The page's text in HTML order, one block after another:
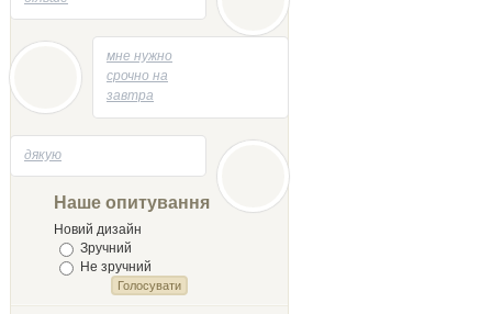
мне нужно
срочно на
завтра
творик
напесать
Лыст
Твору Ырий
дякую
Наше опитування
Новий дизайн
Зручний
Не зручний